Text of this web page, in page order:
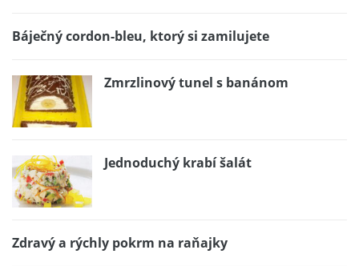
Báječný cordon-bleu, ktorý si zamilujete
Zmrzlinový tunel s banánom
Jednoduchý krabí šalát
Zdravý a rýchly pokrm na raňajky